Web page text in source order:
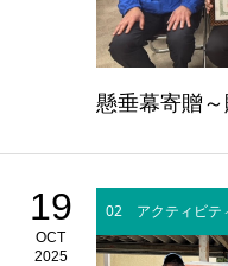
懸垂幕寄贈
19
OCT
2025
02 アクティビテ